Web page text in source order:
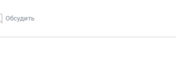
Обсудить